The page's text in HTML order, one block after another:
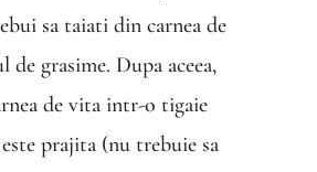
sa taiati din carnea de
de grasime. Dupa aceea,
de vita intr-o tigaie
prajita (nu trebuie sa